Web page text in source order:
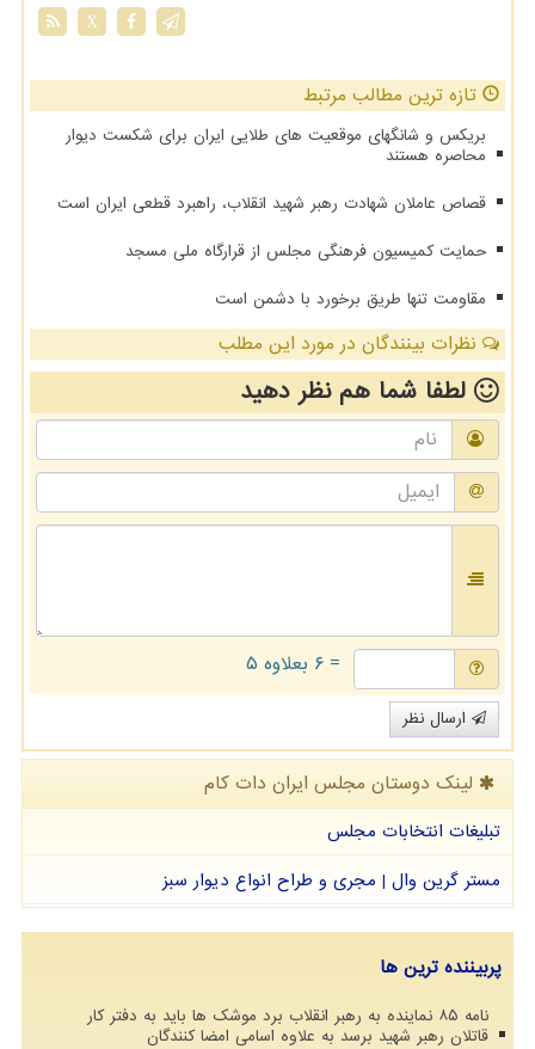
X
تازه ترین مطالب مرتبط
بریکس و شانگهای موقعیت های طلایی ایران برای شکست دیوار
محاصره هستند
قصاص عاملان شهادت رهبر شهید انقلاب، راهبرد قطعی ایران است
حمایت کمیسیون فرهنگی مجلس از قرارگاه ملی مسجد
مقاومت تنها طریق برخورد با دشمن است
نظرات بینندگان در مورد این مطلب
لطفا شما همنظر دهید
= ۶ بعلاوه ۵
ارسال نظر
لینک دوستان مجلس ایران دات كام
تبلیغات انتخابات مجلس
مستر گرین وال | مجری و طراح انواع دیوار سبز
پربیننده ترین ها
نامه ۸۵ نماینده به رهبر انقلاب برد موشک ها باید به دفتر کار
قاتلان رهبر شهید برسد به علاوه اسامی امضا کنندگان